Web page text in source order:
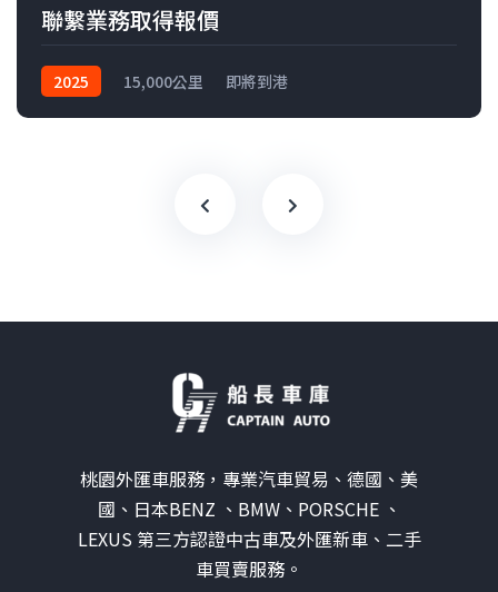
聯繫業務取得報價
2025 15,000公里 即將到港
桃園外匯車服務，專業汽車貿易、德國、美
國、日本BENZ 、BMW、PORSCHE 、
LEXUS 第三方認證中古車及外匯新車、二手
車買賣服務。